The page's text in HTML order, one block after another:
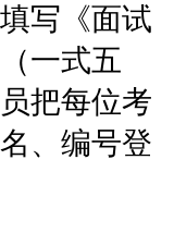
写《面试
一式五
把每位考
、编号登